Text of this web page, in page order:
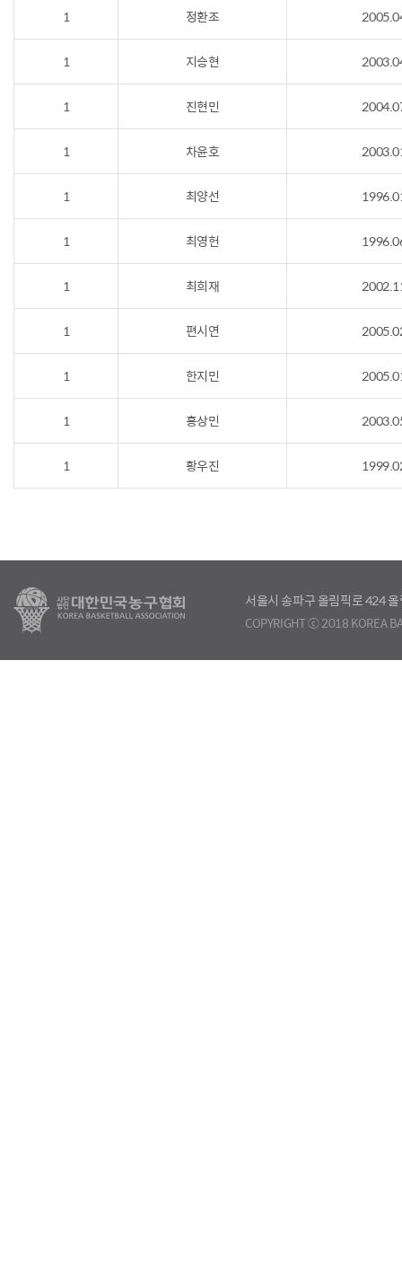
1 정환조
1 지승현
1 진현민
1 차윤호
1 최양선
1 최영헌
1 최희재
1 편시연
1 한지민
1 홍상민
1 황우진
서울시 송파구 올림픽로 424
COPYRIGHT ⓒ 2018 KOREA